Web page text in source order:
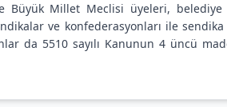
Büyük Millet Meclisi üyeleri,
ve konfederasyonları ile
da 5510 sayılı Kanunun 4 üncü